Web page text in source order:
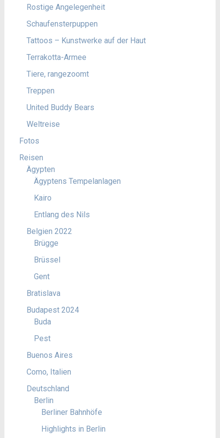
Rostige Angelegenheit
Schaufensterpuppen
Tattoos – Kunstwerke auf der Haut
Terrakotta-Armee
Tiere, rangezoomt
Treppen
United Buddy Bears
Weltreise
Fotos
Reisen
Ägypten
Ägyptens Tempelanlagen
Kairo
Entlang des Nils
Belgien 2022
Brügge
Brüssel
Gent
Bratislava
Budapest 2024
Buda
Pest
Buenos Aires
Como, Italien
Deutschland
Berlin
Berliner Bahnhöfe
Highlights in Berlin